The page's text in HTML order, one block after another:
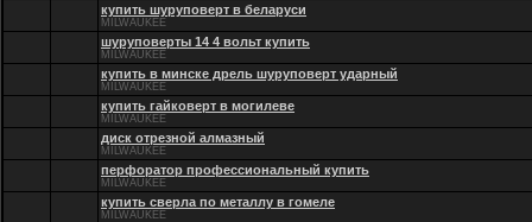
купить шуруповерт в беларуси
MILWAUKEE
шуруповерты 14 4 вольт купить
MILWAUKEE
купить в минске дрель шуруповерт ударный
MILWAUKEE
купить гайковерт в могилеве
MILWAUKEE
диск отрезной алмазный
MILWAUKEE
перфоратор профессиональный купить
MILWAUKEE
купить сверла по металлу в гомеле
MILWAUKEE